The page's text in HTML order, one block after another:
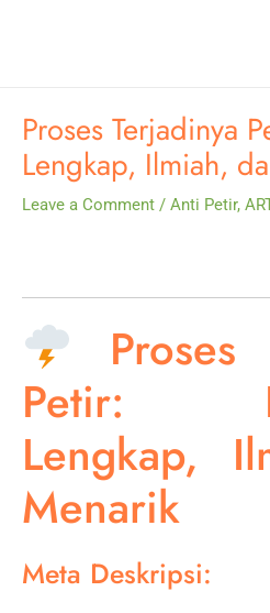
Proses Terjadinya
Lengkap, Ilmiah,
Leave a Comment / Anti Petir,
Proses
Petir:
Lengkap,
Menarik
Meta Deskripsi: